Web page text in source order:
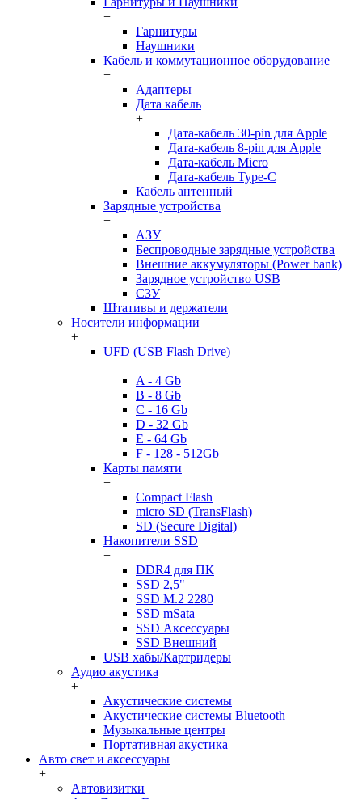
+
Гарнитуры
Наушники
Кабель и коммутационное оборудование
+
Адаптеры
Дата кабель
+
Дата-кабель 30-pin для Apple
Дата-кабель 8-pin для Apple
Дата-кабель Micro
Дата-кабель Type-C
Кабель антенный
Зарядные устройства
+
АЗУ
Беспроводные зарядные устройства
Внешние аккумуляторы (Power bank)
Зарядное устройство USB
СЗУ
Штативы и держатели
Носители информации
+
UFD (USB Flash Drive)
+
A - 4 Gb
B - 8 Gb
C - 16 Gb
D - 32 Gb
E - 64 Gb
F - 128 - 512Gb
Карты памяти
+
Compact Flash
micro SD (TransFlash)
SD (Secure Digital)
Накопители SSD
+
DDR4 для ПК
SSD 2,5"
SSD M.2 2280
SSD mSata
SSD Аксессуары
SSD Внешний
USB хабы/Картридеры
Аудио акустика
+
Акустические системы
Акустические системы Bluetooth
Музыкальные центры
Портативная акустика
Авто свет и аксессуары
+
Автовизитки